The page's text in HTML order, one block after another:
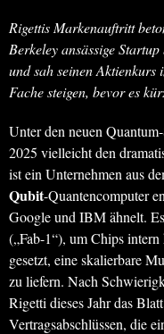
Rigettis Markenauftritt
Berkeley ansässige
und sah seinen Aktienkurs
Fache steigen, bevor es
Unter den neuen
2025 vielleicht den
ist ein Unternehmen aus
Qubit-Quantencomputer
Google und IBM ähnelt.
(„Fab-1“), um Chips
gesetzt, eine skalierbare
zu liefern. Nach
Rigetti dieses Jahr das
Vertragsabschlüssen, die